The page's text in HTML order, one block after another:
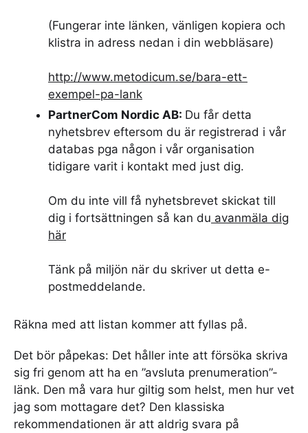
(Fungerar inte länken, vänligen kopiera och
klistra in adress nedan i din webbläsare)
http://www.metodicum.se/bara-ett-
exempel-pa-lank
PartnerCom Nordic AB: Du får detta
nyhetsbrev eftersom du är registrerad i vår
databas pga någon i vår organisation
tidigare varit i kontakt med just dig.
Om du inte vill få nyhetsbrevet skickat till
dig i fortsättningen så kan du avanmäla dig
här
Tänk på miljön när du skriver ut detta e-
postmeddelande.
Räkna med att listan kommer att fyllas på.
Det bör påpekas: Det håller inte att försöka skriva
sig fri genom att ha en ”avsluta prenumeration”-
länk. Den må vara hur giltig som helst, men hur vet
jag som mottagare det? Den klassiska
rekommendationen är att aldrig svara på